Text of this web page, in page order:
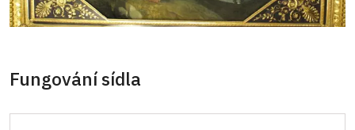
Fungování sídla